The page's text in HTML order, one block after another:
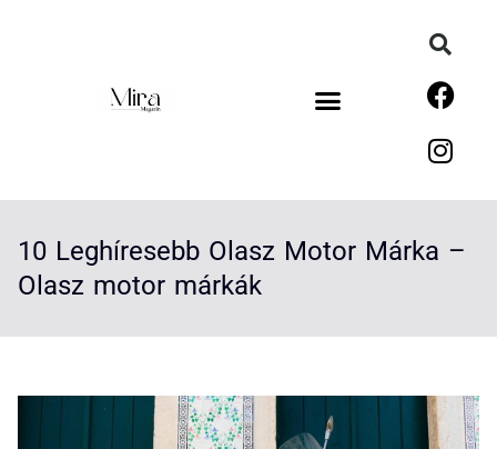
10 Leghíresebb Olasz Motor Márka –
Olasz motor márkák